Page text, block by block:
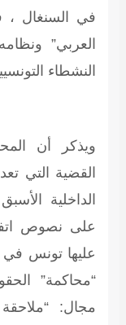
في السنغال ،
العربي”
النشطاء
ويذكر أن
القضية التي
الداخلية
على نصوص
“محاكمة”
مجال: